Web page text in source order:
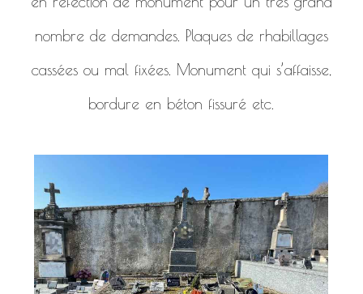
nombre de demandes. Plaques de rhabillages
cassées ou mal fixées. Monument qui s’affaisse,
bordure en béton fissuré etc.